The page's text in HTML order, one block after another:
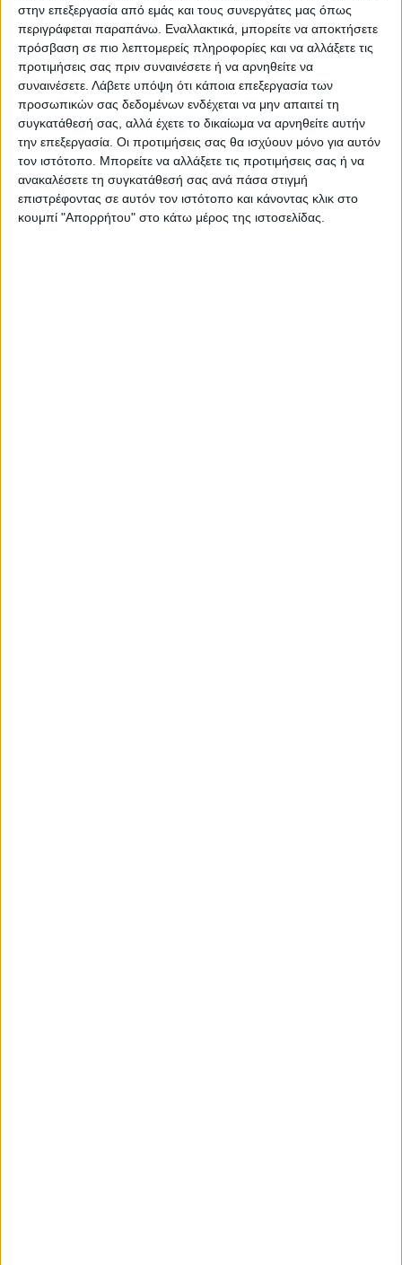
στην επεξεργασία από εμάς και τους συνεργάτες μας όπως
περιγράφεται παραπάνω. Εναλλακτικά, μπορείτε να αποκτήσετε
πρόσβαση σε πιο λεπτομερείς πληροφορίες και να αλλάξετε τις
προτιμήσεις σας πριν συναινέσετε ή να αρνηθείτε να
συναινέσετε. Λάβετε υπόψη ότι κάποια επεξεργασία των
προσωπικών σας δεδομένων ενδέχεται να μην απαιτεί τη
συγκατάθεσή σας, αλλά έχετε το δικαίωμα να αρνηθείτε αυτήν
την επεξεργασία. Οι προτιμήσεις σας θα ισχύουν μόνο για αυτόν
τον ιστότοπο. Μπορείτε να αλλάξετε τις προτιμήσεις σας ή να
ανακαλέσετε τη συγκατάθεσή σας ανά πάσα στιγμή
επιστρέφοντας σε αυτόν τον ιστότοπο και κάνοντας κλικ στο
κουμπί "Απορρήτου" στο κάτω μέρος της ιστοσελίδας.
ΠΡΟΗΓΟΥΜΕΝΟ ΑΡΘΡΟ
Προωθείται η ίδρυση
διαδημοτικής ενεργειακής
κοινότητας «Καρδίτσας -
Μουζακίου - Αργιθέας»
ΕΠΟΜΕΝΟ ΑΡΘΡΟ
Σύλληψη για ναρκωτικά και
όπλα σε περιοχή του Δήμου Λ.
Πλαστήρα